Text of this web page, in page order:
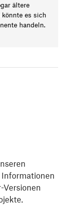
ältere
es sich
handeln.
Versionen